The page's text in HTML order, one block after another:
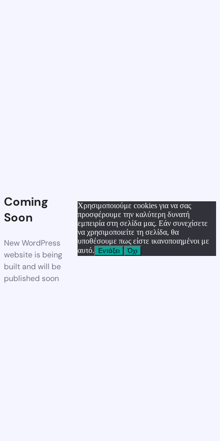
Coming
Soon
New WordPress
website is being
built and will be
published soon
Χρησιμοποιούμε cookies για να σας
προσφέρουμε την καλύτερη δυνατή
εμπειρία στη σελίδα μας. Εάν συνεχίσετε
να χρησιμοποιείτε τη σελίδα, θα
υποθέσουμε πως είστε ικανοποιημένοι με
αυτό.
Εντάξει Όχι